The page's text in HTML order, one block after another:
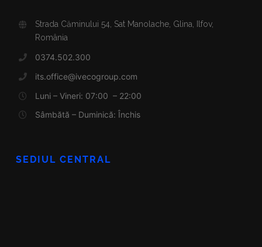
Strada Căminului 54, Sat Manolache, Glina, Ilfov,
România
0374.502.300
its.office@ivecogroup.com
Luni – Vineri: 07:00 – 22:00
Sâmbătă – Duminică: Închis
SEDIUL CENTRAL